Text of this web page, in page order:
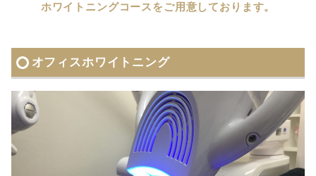
ホワイトニングコースをご用意しております。
オフィスホワイトニング